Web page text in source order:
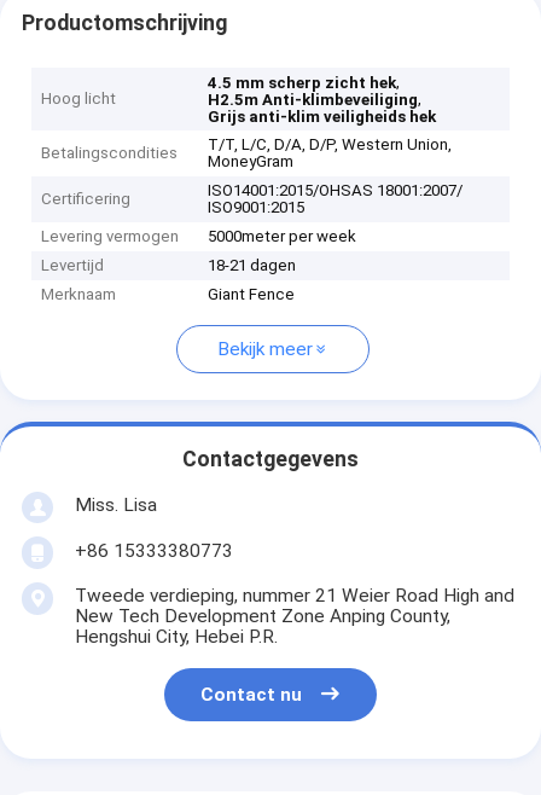
Productomschrijving
Hoog licht
4.5 mm scherp zicht hek,
H2.5m Anti-klimbeveiliging,
Grijs anti-klim veiligheids hek
Betalingscondities
T/T, L/C, D/A, D/P, Western Union,
MoneyGram
Certificering
ISO14001:2015/OHSAS 18001:2007/
ISO9001:2015
Levering vermogen
5000meter per week
Levertijd
18-21 dagen
Merknaam
Giant Fence
Bekijk meer
Contactgegevens
Miss. Lisa
+86 15333380773
Tweede verdieping, nummer 21 Weier Road High and
New Tech Development Zone Anping County,
Hengshui City, Hebei P.R.
Contact nu